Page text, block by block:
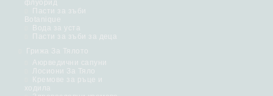
флуорид
Пасти за зъби
Botanique
Вода за уста
Пасти за зъби за деца
Грижа За Тялото
Аюрведични сапуни
Лосиони За Тяло
Кремове за ръце и
ходила